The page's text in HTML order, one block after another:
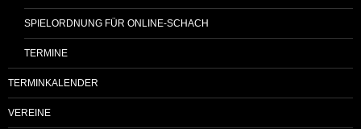
SPIELORDNUNG FÜR ONLINE-SCHACH
TERMINE
TERMINKALENDER
VEREINE